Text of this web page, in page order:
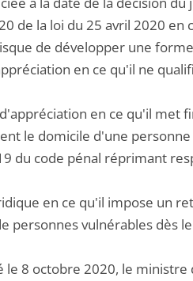
de la loi du 25 avril 2020
de développer une
en ce qu'il ne
en ce qu'il met
le domicile d'une
du code pénal réprimant
en ce qu'il impose un
personnes vulnérables dès
8 octobre 2020, le ministre